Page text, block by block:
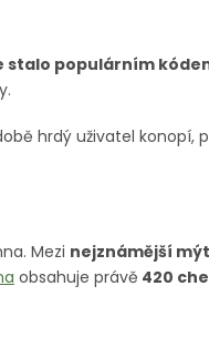
stalo populárním
hrdý uživatel konopí,
Mezi nejznámější
obsahuje právě 420